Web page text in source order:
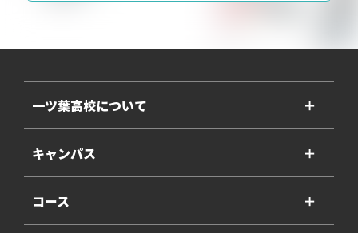
一ツ葉高校について ＋
キャンパス ＋
コース ＋